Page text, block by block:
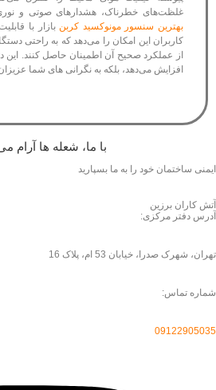
غلظت‌های خطرناک، هشدارهای صوتی و
بهترین سنسور مونوکسید کربن بازار با
کاربران این امکان را می‌دهد که به راحتی
از عملکرد صحیح آن اطمینان حاصل کنند. این
افزایش می‌دهد، بلکه به نگرانی های شما عزیزان
با ما، شعله ها آرام
ایمنی ساختمان خود را به ما بسپارید
آتش کاران برزین
آدرس دفتر مرکزی:
تهران، شهرک صدرا، خیابان 53 ام، پلاک 16
شماره تماس:
09122905035